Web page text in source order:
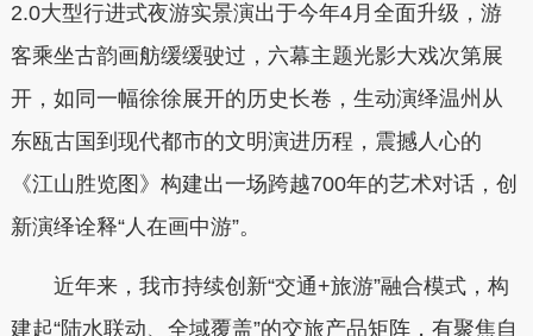
2.0大型行进式夜游实景演出于今年4月全面升级，游
客乘坐古韵画舫缓缓驶过，六幕主题光影大戏次第展
开，如同一幅徐徐展开的历史长卷，生动演绎温州从
东瓯古国到现代都市的文明演进历程，震撼人心的
《江山胜览图》构建出一场跨越700年的艺术对话，创
新演绎诠释“人在画中游”。
近年来，我市持续创新“交通+旅游”融合模式，构
建起“陆水联动、全域覆盖”的交旅产品矩阵，有聚焦自